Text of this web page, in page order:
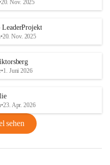
20. Nov. 2025
•20. Nov. 2025
•1. Juni 2026
•23. Apr. 2026
sehen